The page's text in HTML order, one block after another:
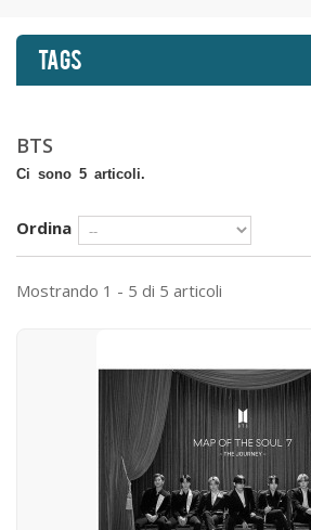
TAGS
BTS
Ci sono 5 articoli.
Ordina
Mostrando 1 - 5 di 5 articoli